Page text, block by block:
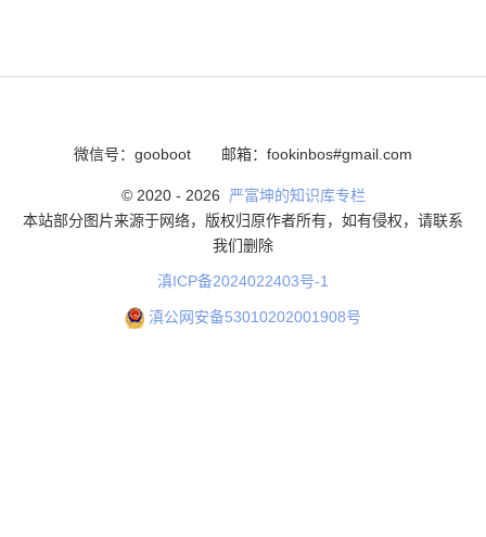
微信号：gooboot 邮箱：fookinbos#gmail.com
© 2020 - 2026
严富坤的知识库专栏
本站部分图片来源于网络，版权归原作者所有，如有侵权，请联系
我们删除
滇ICP备2024022403号-1
滇公网安备53010202001908号